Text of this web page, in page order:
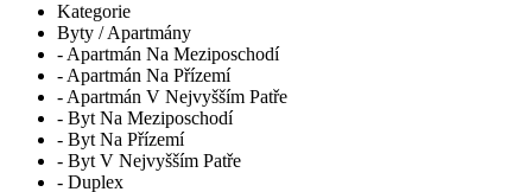
Kategorie
Byty / Apartmány
- Apartmán Na Meziposchodí
- Apartmán Na Přízemí
- Apartmán V Nejvyšším Patře
- Byt Na Meziposchodí
- Byt Na Přízemí
- Byt V Nejvyšším Patře
- Duplex